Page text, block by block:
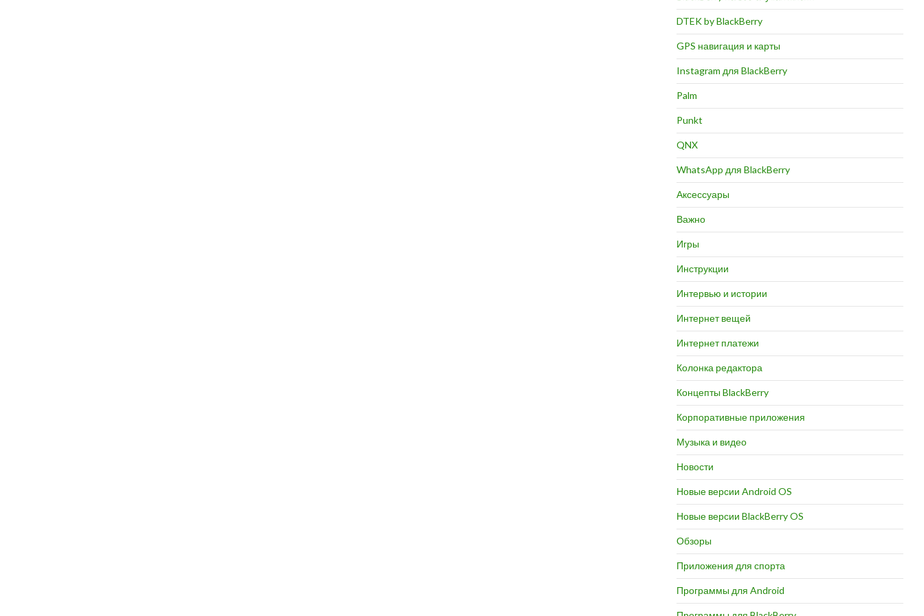
DTEK by BlackBerry
GPS навигация и карты
Instagram для BlackBerry
Palm
Punkt
QNX
WhatsApp для BlackBerry
Аксессуары
Важно
Игры
Инструкции
Интервью и истории
Интернет вещей
Интернет платежи
Колонка редактора
Концепты BlackBerry
Корпоративные приложения
Музыка и видео
Новости
Новые версии Android OS
Новые версии BlackBerry OS
Обзоры
Приложения для спорта
Программы для Android